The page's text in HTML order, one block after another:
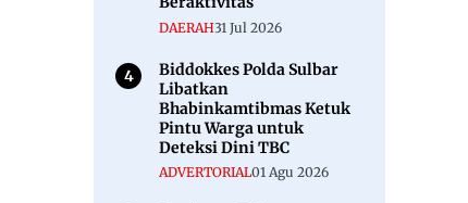
DAERAH31 Jul 2026
Biddokkes Polda Sulbar
Libatkan
Bhabinkamtibmas Ketuk
Pintu Warga untuk
Deteksi Dini TBC
ADVERTORIAL01 Agu 2026